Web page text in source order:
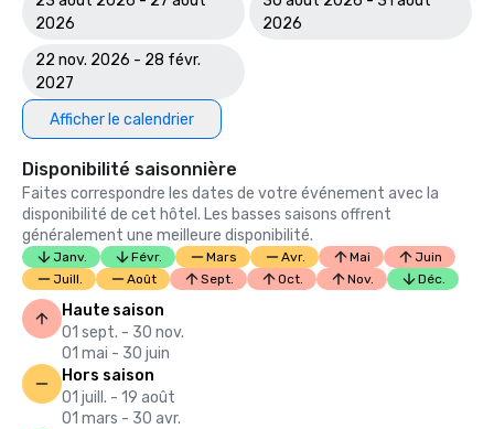
2026
2026
22 nov. 2026 - 28 févr.
2027
Afficher le calendrier
Disponibilité saisonnière
Faites correspondre les dates de votre événement avec la
disponibilité de cet hôtel. Les basses saisons offrent
généralement une meilleure disponibilité.
Janv. Févr. Mars Avr. Mai
Juin
Juill.
Août Sept. Oct. Nov. Déc.
Haute saison
01 sept. - 30 nov.
01 mai - 30 juin
Hors saison
01 juill. - 19 août
01 mars - 30 avr.